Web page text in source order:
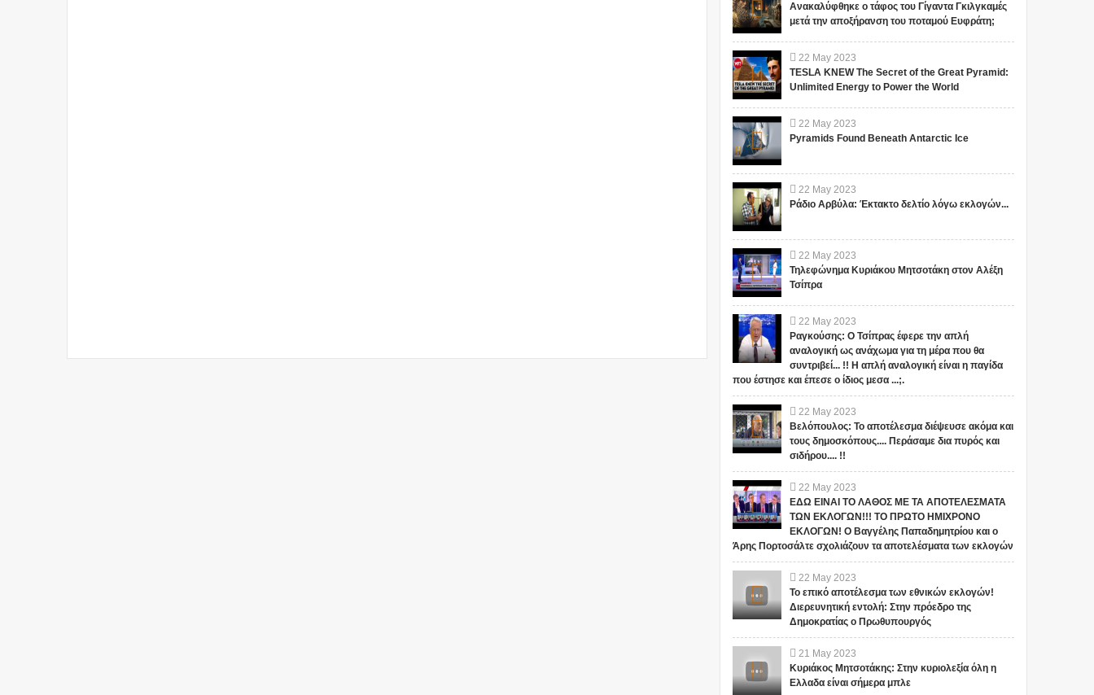
Ανακαλύφθηκε ο τάφος του Γίγαντα Γκιλγκαμές
μετά την αποξήρανση του ποταμού Ευφράτη;
22 May 2023
TESLA KNEW The Secret of the Great Pyramid:
Unlimited Energy to Power the World
22 May 2023
Pyramids Found Beneath Antarctic Ice
22 May 2023
Ράδιο Αρβύλα: Έκτακτο δελτίο λόγω εκλογών...
22 May 2023
Τηλεφώνημα Κυριάκου Μητσοτάκη στον Αλέξη
Τσίπρα
22 May 2023
Ραγκούσης: Ο Τσίπρας έφερε την απλή
αναλογική ως ανάχωμα για τη μέρα που θα
συντριβεί... !! Η απλή αναλογική είναι η παγίδα
που έστησε και έπεσε ο ίδιος μεσα ...;.
22 May 2023
Βελόπουλος: Το αποτέλεσμα διέψευσε ακόμα και
τους δημοσκόπους.... Περάσαμε δια πυρός και
σιδήρου.... !!
22 May 2023
ΕΔΩ ΕΙΝΑΙ ΤΟ ΛΑΘΟΣ ΜΕ ΤΑ ΑΠΟΤΕΛΕΣΜΑΤΑ
ΤΩΝ ΕΚΛΟΓΩΝ!!! ΤΟ ΠΡΩΤΟ ΗΜΙΧΡΟΝΟ
ΕΚΛΟΓΩΝ! Ο Βαγγέλης Παπαδημητρίου και ο
Άρης Πορτοσάλτε σχολιάζουν τα αποτελέσματα των εκλογών
22 May 2023
Το επικό αποτέλεσμα των εθνικών εκλογών!
Διερευνητική εντολή: Στην πρόεδρο της
Δημοκρατίας ο Πρωθυπουργός
21 May 2023
Κυριάκος Μητσοτάκης: Στην κυριολεξία όλη η
Ελλαδα είναι σήμερα μπλε